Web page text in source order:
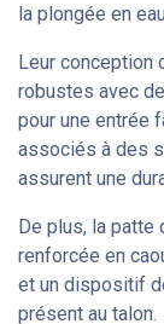
la plongée en
Leur conception
robustes avec
pour une entrée
associés à des
assurent une
De plus, la
renforcée en
et un dispositif
présent au talon.